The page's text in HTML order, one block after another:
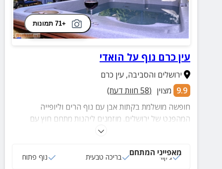
+71 תמונות
עין כרם נוף על הואדי
ירושלים והסביבה,עין כרם
9.9 מצוין (
58 חוות דעת)
חופשה מושלמת בקתות אבן עם נוף הרים וליופייה
המהפנט של ירושלים. מוזמנים ליהנות מתחם חוץ עם
בריכה טבעית של מי מעיין, ג'קוזי ספא מפנק ועוד מגוון
מאפייני המתחם
ג‘קוזי בריכה טבעית נוף פתוח